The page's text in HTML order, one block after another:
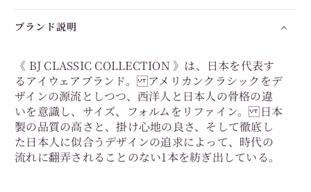
ブランド説明
《 BJ CLASSIC COLLECTION 》は、日本を代表す
るアイウェアブランド。 アメリカンクラシックをデ
ザインの源流としつつ、西洋人と日本人の骨格の違
いを意識し、サイズ、フォルムをリファイン。 日本
製の品質の高さと、掛け心地の良さ、そして徹底し
た日本人に似合うデザインの追求によって、時代の
流れに翻弄されることのない1本を紡ぎ出している。